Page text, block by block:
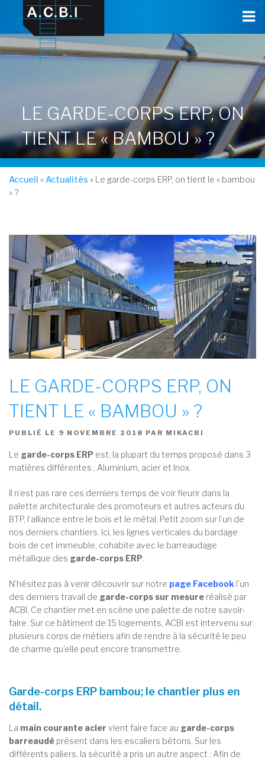
LE GARDE-CORPS ERP, ON
TIENT LE « BAMBOU » ?
Accueil » Actualités » Le garde-corps ERP, on tient le « bambou
» ?
LE GARDE-CORPS ERP, ON
TIENT LE « BAMBOU » ?
PUBLIÉ LE 9 NOVEMBRE 2018 PAR MIKACBI
Le garde-corps ERP est, la plupart du temps proposé dans 3
matières différentes ; Aluminium, acier et Inox.
Il n’est pas rare ces derniers temps de voir fleurir dans la
palette architecturale des promoteurs et autres acteurs du
BTP, l’alliance entre le bois et le métal. Petit zoom sur l’un de
nos derniers chantiers. Ici, les lignes verticales du bardage
bois de cet immeuble, cohabite avec le barreaudage
métallique des garde-corps ERP
N’hésitez pas à venir découvrir sur notre page Facebook l’un
des derniers travail de garde-corps sur mesure réalisé par
ACBI. Ce chantier met en scène une palette de notre savoir-
faire. Sur ce bâtiment de 15 logements, ACBI est intervenu sur
plusieurs corps de métiers afin de rendre à la sécurité le peu
de charme qu’elle peut encore transmettre.
Garde-corps ERP bambou; le chantier plus en
détail.
La main courante acier vient faire face au garde-corps
barreaudé présent dans les escaliers bétons. Sur les
différents paliers, la sécurité a pris un autre aspect : Afin de
Cookies management panel